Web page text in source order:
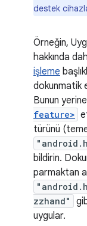
destek
Örneğin,
hakkında
işleme
dokunmatik
Bunun
feature>
türünü
bildirin.
parmaktan
zzhand"
uygular.